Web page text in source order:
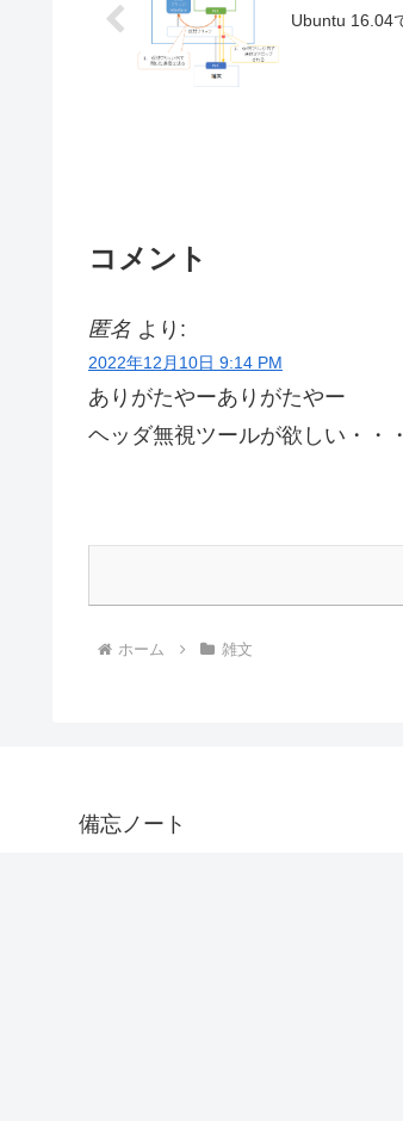
Ubuntu 16.04
コメント
匿名 より:
2022年12月10日 9:14 PM
ありがたやーありがたやー
ヘッダ無視ツールが欲しい・・・
ホーム 雑文
備忘ノート